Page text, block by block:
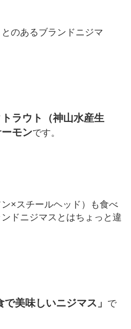
のあるブランドニジマ
ラウト（神山水産生
モンです。
×スチールヘッド）も食べ
ドニジマスとはちょっと違
で美味しいニジマス」
で